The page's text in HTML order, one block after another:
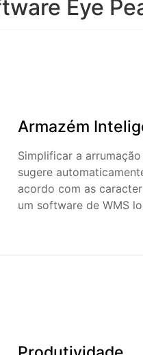
Eye
Armazém
Simplificar a
sugere
acordo com as
um software de WMS